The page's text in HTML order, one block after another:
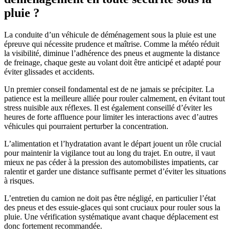
pluie ?
La conduite d’un véhicule de déménagement sous la pluie est une
épreuve qui nécessite prudence et maîtrise. Comme la météo réduit
la visibilité, diminue l’adhérence des pneus et augmente la distance
de freinage, chaque geste au volant doit être anticipé et adapté pour
éviter glissades et accidents.
Un premier conseil fondamental est de ne jamais se précipiter. La
patience est la meilleure alliée pour rouler calmement, en évitant tout
stress nuisible aux réflexes. Il est également conseillé d’éviter les
heures de forte affluence pour limiter les interactions avec d’autres
véhicules qui pourraient perturber la concentration.
L’alimentation et l’hydratation avant le départ jouent un rôle crucial
pour maintenir la vigilance tout au long du trajet. En outre, il vaut
mieux ne pas céder à la pression des automobilistes impatients, car
ralentir et garder une distance suffisante permet d’éviter les situations
à risques.
L’entretien du camion ne doit pas être négligé, en particulier l’état
des pneus et des essuie-glaces qui sont cruciaux pour rouler sous la
pluie. Une vérification systématique avant chaque déplacement est
donc fortement recommandée.